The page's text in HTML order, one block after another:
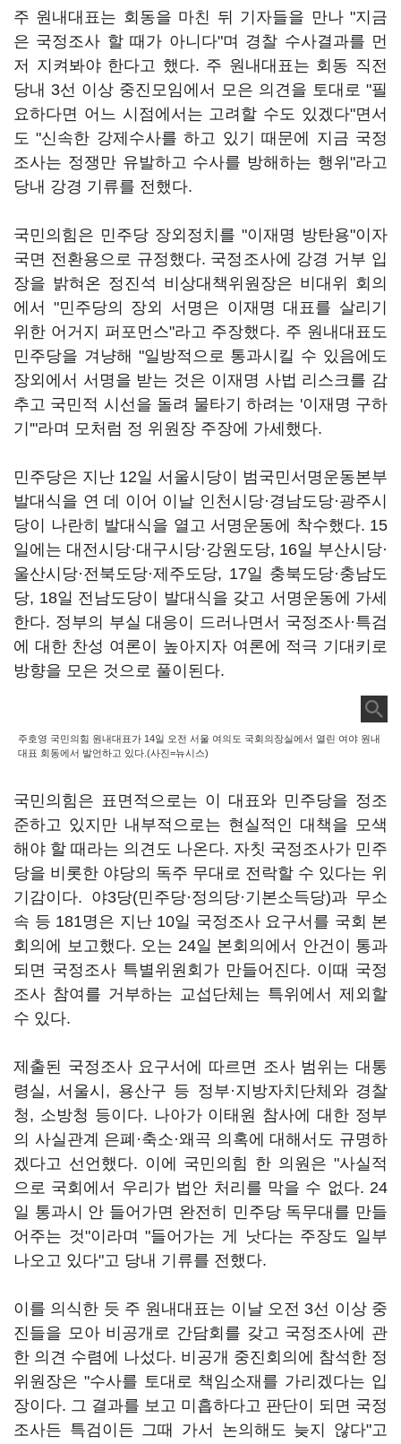
주 원내대표는 회동을 마친 뒤 기자들을 만나 "지금
은 국정조사 할 때가 아니다"며 경찰 수사결과를 먼
저 지켜봐야 한다고 했다. 주 원내대표는 회동 직전
당내 3선 이상 중진모임에서 모은 의견을 토대로 "필
요하다면 어느 시점에서는 고려할 수도 있겠다"면서
도 "신속한 강제수사를 하고 있기 때문에 지금 국정
조사는 정쟁만 유발하고 수사를 방해하는 행위"라고
당내 강경 기류를 전했다.
국민의힘은 민주당 장외정치를 "이재명 방탄용"이자
국면 전환용으로 규정했다. 국정조사에 강경 거부 입
장을 밝혀온 정진석 비상대책위원장은 비대위 회의
에서 "민주당의 장외 서명은 이재명 대표를 살리기
위한 어거지 퍼포먼스"라고 주장했다. 주 원내대표도
민주당을 겨냥해 "일방적으로 통과시킬 수 있음에도
장외에서 서명을 받는 것은 이재명 사법 리스크를 감
추고 국민적 시선을 돌려 물타기 하려는 '이재명 구하
기'"라며 모처럼 정 위원장 주장에 가세했다.
민주당은 지난 12일 서울시당이 범국민서명운동본부
발대식을 연 데 이어 이날 인천시당·경남도당·광주시
당이 나란히 발대식을 열고 서명운동에 착수했다. 15
일에는 대전시당·대구시당·강원도당, 16일 부산시당·
울산시당·전북도당·제주도당, 17일 충북도당·충남도
당, 18일 전남도당이 발대식을 갖고 서명운동에 가세
한다. 정부의 부실 대응이 드러나면서 국정조사·특검
에 대한 찬성 여론이 높아지자 여론에 적극 기대키로
방향을 모은 것으로 풀이된다.
주호영 국민의힘 원내대표가 14일 오전 서울 여의도 국회의장실에서 열린 여야 원내
대표 회동에서 발언하고 있다.(사진=뉴시스)
국민의힘은 표면적으로는 이 대표와 민주당을 정조
준하고 있지만 내부적으로는 현실적인 대책을 모색
해야 할 때라는 의견도 나온다. 자칫 국정조사가 민주
당을 비롯한 야당의 독주 무대로 전락할 수 있다는 위
기감이다. 야3당(민주당·정의당·기본소득당)과 무소
속 등 181명은 지난 10일 국정조사 요구서를 국회 본
회의에 보고했다. 오는 24일 본회의에서 안건이 통과
되면 국정조사 특별위원회가 만들어진다. 이때 국정
조사 참여를 거부하는 교섭단체는 특위에서 제외할
수 있다.
제출된 국정조사 요구서에 따르면 조사 범위는 대통
령실, 서울시, 용산구 등 정부·지방자치단체와 경찰
청, 소방청 등이다. 나아가 이태원 참사에 대한 정부
의 사실관계 은폐·축소·왜곡 의혹에 대해서도 규명하
겠다고 선언했다. 이에 국민의힘 한 의원은 "사실적
으로 국회에서 우리가 법안 처리를 막을 수 없다. 24
일 통과시 안 들어가면 완전히 민주당 독무대를 만들
어주는 것"이라며 "들어가는 게 낫다는 주장도 일부
나오고 있다"고 당내 기류를 전했다.
이를 의식한 듯 주 원내대표는 이날 오전 3선 이상 중
진들을 모아 비공개로 간담회를 갖고 국정조사에 관
한 의견 수렴에 나섰다. 비공개 중진회의에 참석한 정
위원장은 "수사를 토대로 책임소재를 가리겠다는 입
장이다. 그 결과를 보고 미흡하다고 판단이 되면 국정
조사든 특검이든 그때 가서 논의해도 늦지 않다"고